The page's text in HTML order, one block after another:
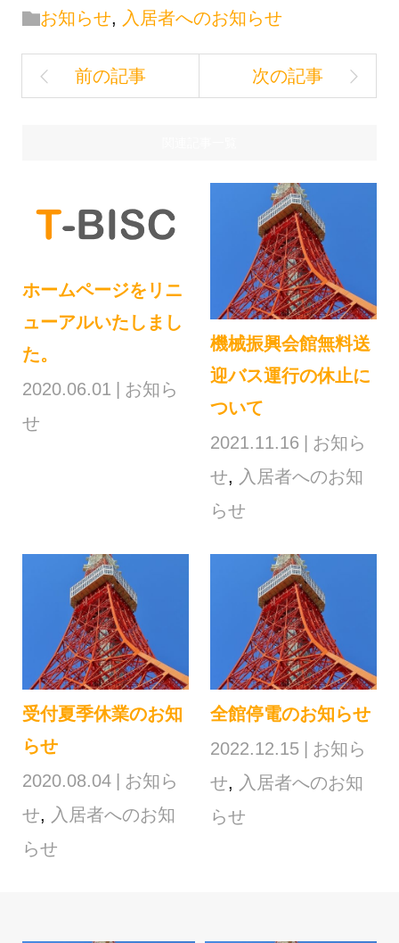
お知らせ, 入居者へのお知らせ
ホームページをリニ
ューアルいたしまし
た。
2020.06.01
お知ら
せ
機械振興会館無料送
迎バス運行の休止に
ついて
2021.11.16
お知ら
せ, 入居者へのお知
らせ
受付夏季休業のお知
らせ
2020.08.04
お知ら
せ, 入居者へのお知
らせ
全館停電のお知らせ
2022.12.15
お知ら
せ, 入居者へのお知
らせ